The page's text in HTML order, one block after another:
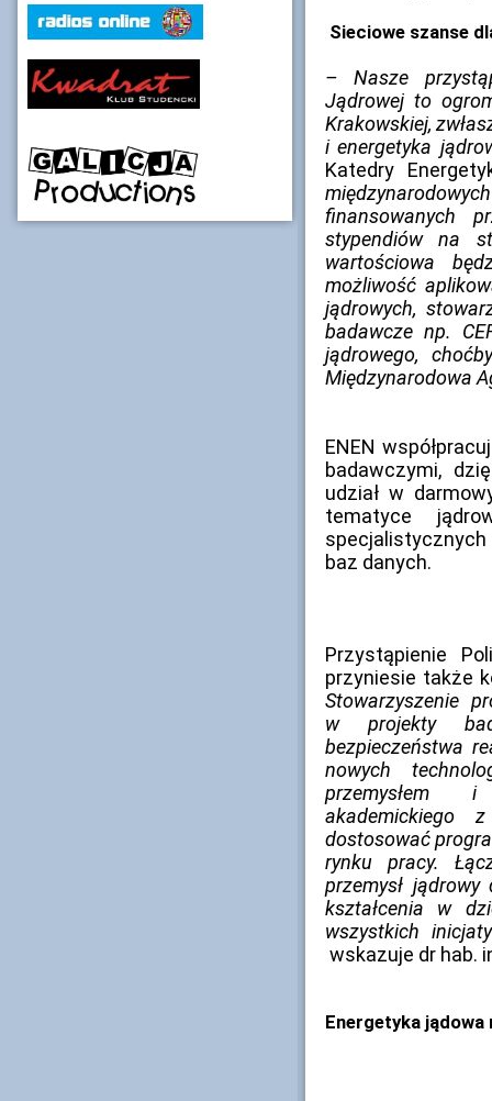
Sieciowe szanse
– Nasze
Jądrowej to
Krakowskiej,
i energetyka
Katedry
finansowanych
stypendiów na
wartościowa
możliwość
jądrowych,
badawcze np.
jądrowego,
Międzynarodowa
ENEN
badawczymi,
udział w
tematyce
specjalistycznych
baz danych.
Przystąpienie
przyniesie także
Stowarzyszenie
w projekty
bezpieczeństwa
nowych
przemysłem i
akademickiego
dostosować
rynku pracy.
przemysł
kształcenia w
wszystkich
wskazuje dr hab.
Energetyka